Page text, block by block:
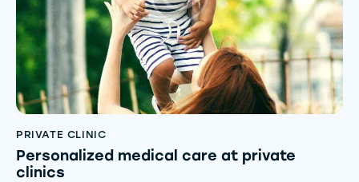
PRIVATE CLINIC
Personalized medical care at private
clinics